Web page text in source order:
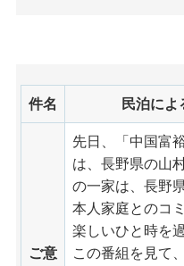
件名 民泊によ
ご意
先日、「中国富
は、長野県の山
の一家は、長野
本人家庭とのコ
楽しいひと時を
この番組を見て